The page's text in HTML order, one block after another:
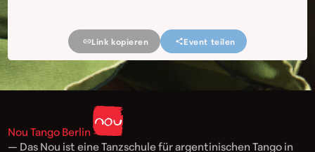
Link kopieren Event teilen
Nou Tango Berlin
— Das Nou ist eine Tanzschule für argentinischen Tango in